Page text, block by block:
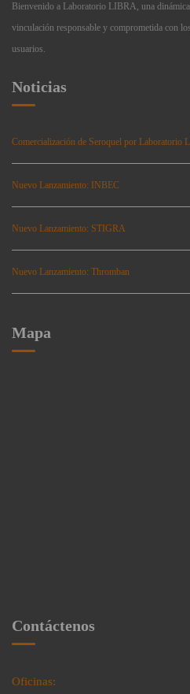
Bienvenido a Laboratorio LIBRA, una
vinculación responsable y comprometida con
usuarios.
Noticias
Comercialización de Seroquel por Laboratorio
Nuevo Lanzamiento: INBEC
Nuevo Lanzamiento: STIGRA
Nuevo Lanzamiento: Thromban
Mapa
Contáctenos
Oficinas: